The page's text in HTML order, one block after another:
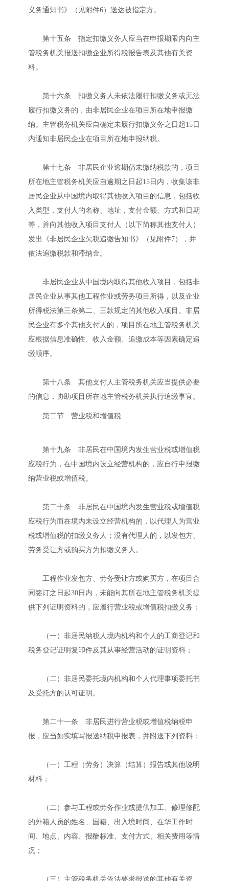
义务通知书》（见附件6）送达被指定方。
第十五条 指定扣缴义务人应当在申报期限内向主
管税务机关报送扣缴企业所得税报告表及其他有关资
料。
第十六条 扣缴义务人未依法履行扣缴义务或无法
履行扣缴义务的，由非居民企业在项目所在地申报缴
纳。主管税务机关应自确定未履行扣缴义务之日起15日
内通知非居民企业在项目所在地申报纳税。
第十七条 非居民企业逾期仍未缴纳税款的，项目
所在地主管税务机关应自逾期之日起15日内，收集该非
居民企业从中国境内取得其他收入项目的信息，包括收
入类型，支付人的名称、地址，支付金额、方式和日期
等，并向其他收入项目支付人（以下简称其他支付人）
发出《非居民企业欠税追缴告知书》（见附件7），并
依法追缴税款和滞纳金。
非居民企业从中国境内取得其他收入项目，包括非
居民企业从事其他工程作业或劳务项目所得，以及企业
所得税法第三条第二、三款规定的其他收入项目。非居
民企业有多个其他支付人的，项目所在地主管税务机关
应根据信息准确性、收入金额、追缴成本等因素确定追
缴顺序。
第十八条 其他支付人主管税务机关应当提供必要
的信息，协助项目所在地主管税务机关执行追缴事宜。
第二节 营业税和增值税
第十九条 非居民在中国境内发生营业税或增值税
应税行为，在中国境内设立经营机构的，应自行申报缴
纳营业税或增值税。
第二十条 非居民在中国境内发生营业税或增值税
应税行为而在境内未设立经营机构的，以代理人为营业
税或增值税的扣缴义务人；没有代理人的，以发包方、
劳务受让方或购买方为扣缴义务人。
工程作业发包方、劳务受让方或购买方，在项目合
同签订之日起30日内，未能向其所在地主管税务机关提
供下列证明资料的，应履行营业税或增值税扣缴义务：
（一）非居民纳税人境内机构和个人的工商登记和
税务登记证明复印件及其从事经营活动的证明资料；
（二）非居民委托境内机构和个人代理事项委托书
及受托方的认可证明。
第二十一条 非居民进行营业税或增值税纳税申
报，应当如实填写报送纳税申报表，并附送下列资料：
（一）工程（劳务）决算（结算）报告或其他说明
材料；
（二）参与工程或劳务作业或提供加工、修理修配
的外籍人员的姓名、国籍、出入境时间、在华工作时
间、地点、内容、报酬标准、支付方式、相关费用等情
况；
（三）主管税务机关依法要求报送的其他有关资